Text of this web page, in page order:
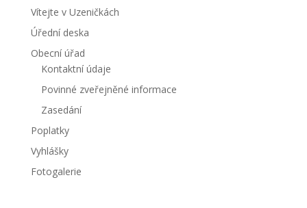
Vítejte v Uzeničkách
Úřední deska
Obecní úřad
Kontaktní údaje
Povinné zveřejněné informace
Zasedání
Poplatky
Vyhlášky
Fotogalerie